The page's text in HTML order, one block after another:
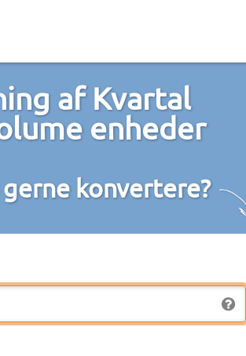
af Kvartal
enheder
konvertere?